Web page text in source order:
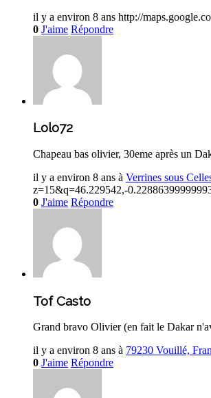
il y a environ 8 ans http://
0 J'aime Répondre
Lolo72
Chapeau bas olivier, 30eme après un
il y a environ 8 ans à Verrines sous
z=15&q=46.229542,-
0 J'aime Répondre
Tof Casto
Grand bravo Olivier (en fait le Dakar
il y a environ 8 ans à 79230 Vouillé,
0 J'aime Répondre